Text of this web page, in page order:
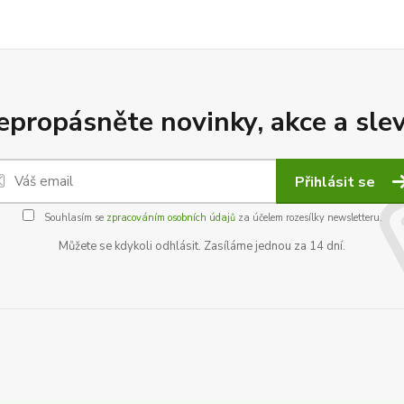
novinky, akce a
Přihlásit se
Souhlasím se zpracováním osobních údajůza účelem rozesílky newsletteru.
Můžete se kdykoli odhlásit. Zasíláme jednou za 14 dní.